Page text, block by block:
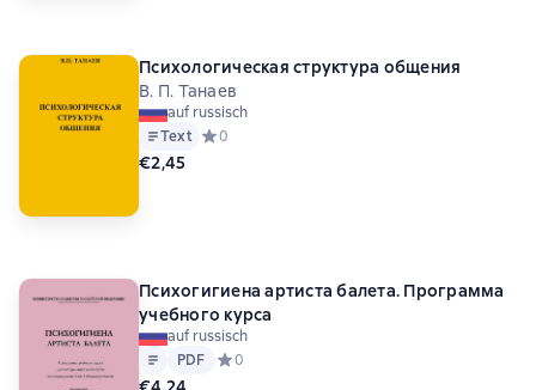
Психологическая структура общения
В. П. Танаев
auf russisch
Text Средний рейтинг 0 на основе 0 оценок
0
€2,45
Психогигиена артиста балета. Программа
учебного курса
auf russisch
Text
PDF
PDF Средний рейтинг 0 на основе 0 оценок
0